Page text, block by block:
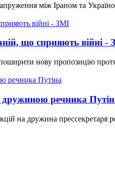
між Іраном та
що сприяють війні -
нову пропозицію
дружиною речника
на дружина прессекретаря